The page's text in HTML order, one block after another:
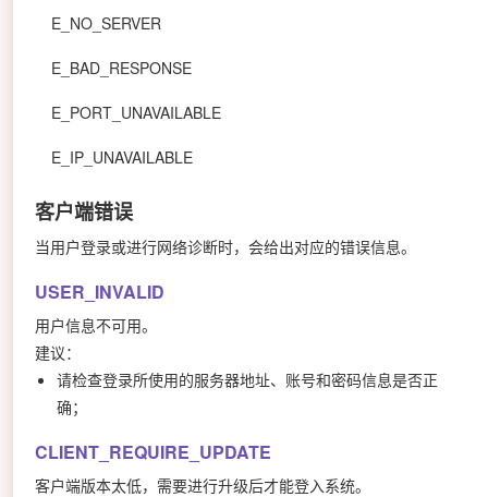
E_NO_SERVER
E_BAD_RESPONSE
E_PORT_UNAVAILABLE
E_IP_UNAVAILABLE
客户端错误
当用户登录或进行网络诊断时，会给出对应的错误信息。
USER_INVALID
用户信息不可用。
建议：
请检查登录所使用的服务器地址、账号和密码信息是否正
确；
CLIENT_REQUIRE_UPDATE
客户端版本太低，需要进行升级后才能登入系统。